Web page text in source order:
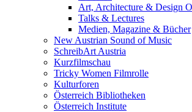
Art, Architecture & Design
Talks & Lectures
Medien, Magazine & Bücher
New Austrian Sound of Music
SchreibArt Austria
Kurzfilmschau
Tricky Women Filmrolle
Kulturforen
Österreich Bibliotheken
Österreich Institute